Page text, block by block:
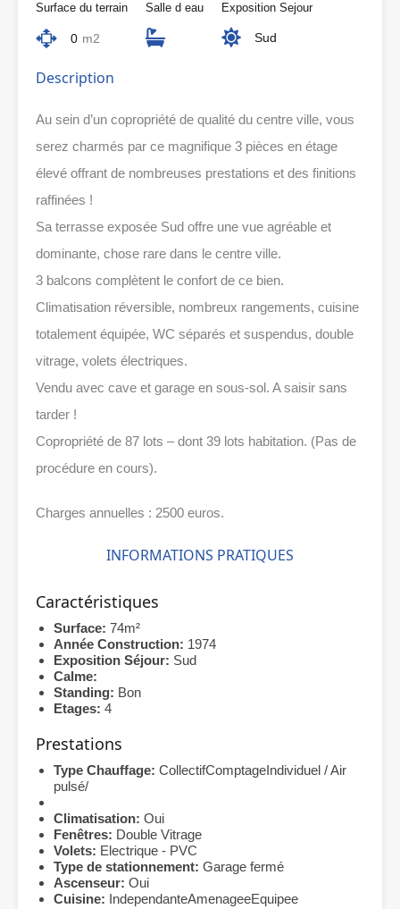
Surface du terrain
0 m2
Salle d eau Exposition Sejour
Sud
Description
Au sein d’un copropriété de qualité du centre ville, vous
serez charmés par ce magnifique 3 pièces en étage
élevé offrant de nombreuses prestations et des finitions
raffinées !
Sa terrasse exposée Sud offre une vue agréable et
dominante, chose rare dans le centre ville.
3 balcons complètent le confort de ce bien.
Climatisation réversible, nombreux rangements, cuisine
totalement équipée, WC séparés et suspendus, double
vitrage, volets électriques.
Vendu avec cave et garage en sous-sol. A saisir sans
tarder !
Copropriété de 87 lots – dont 39 lots habitation. (Pas de
procédure en cours).
Charges annuelles : 2500 euros.
INFORMATIONS PRATIQUES
Caractéristiques
Surface: 74m²
Année Construction: 1974
Exposition Séjour: Sud
Calme:
Standing: Bon
Etages: 4
Prestations
Type Chauffage: CollectifComptageIndividuel / Air
pulsé/
Climatisation: Oui
Fenêtres: Double Vitrage
Volets: Electrique - PVC
Type de stationnement: Garage fermé
Ascenseur: Oui
Cuisine: IndependanteAmenageeEquipee